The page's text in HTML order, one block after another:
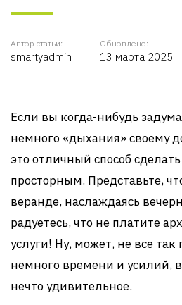
Автор статьи:
smartyadmin
Обновлено:
13 марта 2025
Если вы когда-нибудь
немного «дыхания» своему
это отличный способ
просторным. Представьте,
веранде, наслаждаясь
радуетесь, что не платите
услуги! Ну, может, не все так
немного времени и усилий,
нечто удивительное.